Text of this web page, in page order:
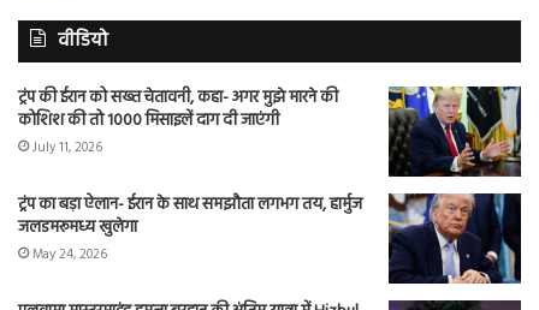
वीडियो
ट्रंप की ईरान को सख्त चेतावनी, कहा- अगर मुझे मारने की
कोशिश की तो 1000 मिसाइलें दाग दी जाएंगी
July 11, 2026
ट्रंप का बड़ा ऐलान- ईरान के साथ समझौता लगभग तय, हार्मुज
जलडमरूमध्य खुलेगा
May 24, 2026